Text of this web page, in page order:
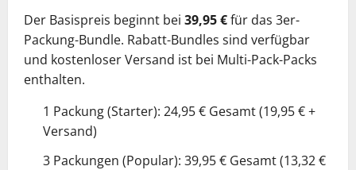
Der Basispreis beginnt bei 39,95 €für das 3er-
Packung-Bundle. Rabatt-Bundles sind verfügbar
und kostenloser Versand ist bei Multi-Pack-Packs
enthalten.
1 Packung (Starter): 24,95 € Gesamt (19,95 € +
Versand)
3 Packungen (Popular): 39,95 € Gesamt (13,32 €